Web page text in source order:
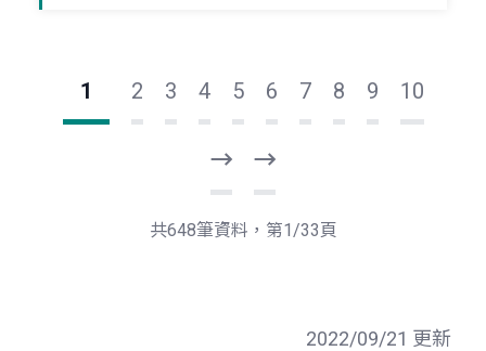
1 2 3 4 5 6 7 8 9 10
一
頁
後
一
共648筆資料，第1/33頁
2022/09/21 更新